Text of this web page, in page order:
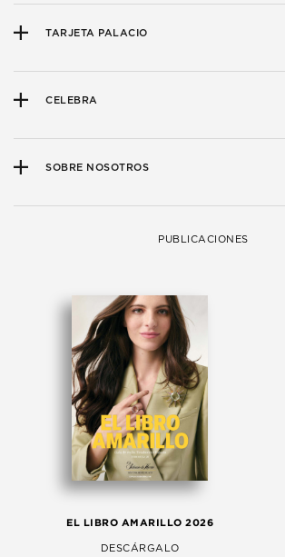
TARJETA PALACIO
CELEBRA
SOBRE NOSOTROS
PUBLICACIONES
EL LIBRO AMARILLO 2026
DESCÁRGALO